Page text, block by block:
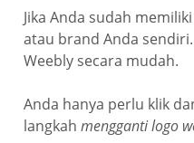
Jika Anda sudah
atau brand Anda
Weebly secara mudah.
Anda hanya perlu klik
langkah mengganti logo